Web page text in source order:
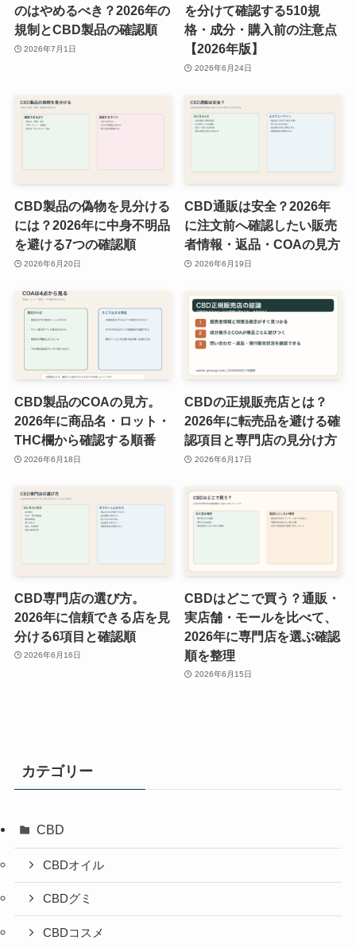
のはやめるべき？2026年の
規制とCBD製品の確認順
2026年7月1日
を分けて確認する510規
格・成分・購入前の注意点
【2026年版】
2026年6月24日
CBD製品の偽物を見分ける
には？2026年に中身不明品
を避ける7つの確認順
2026年6月20日
CBD通販は安全？2026年
に注文前へ確認したい販売
者情報・返品・COAの見方
2026年6月19日
CBD製品のCOAの見方。
2026年に商品名・ロット・
THC欄から確認する順番
2026年6月18日
CBDの正規販売店とは？
2026年に転売品を避ける確
認項目と専門店の見分け方
2026年6月17日
CBD専門店の選び方。
2026年に信頼できる店を見
分ける6項目と確認順
2026年6月16日
CBDはどこで買う？通販・
実店舗・モールを比べて、
2026年に専門店を選ぶ確認
順を整理
2026年6月15日
カテゴリー
CBD
CBDオイル
CBDグミ
CBDコスメ